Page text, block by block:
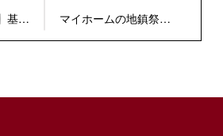
基礎
マイホームの地鎮祭を